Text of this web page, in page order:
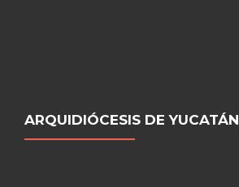
ARQUIDIÓCESIS DE YUCATÁN